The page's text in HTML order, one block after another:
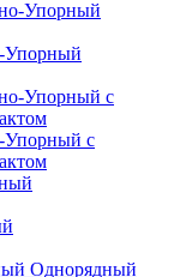
Упорный
Упорный с